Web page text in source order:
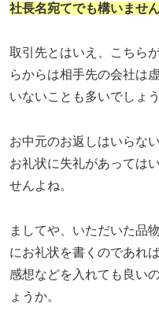
社長名宛てでも構いません
取引先とはいえ、こちら
らからは相手先の会社は
いないことも多いでしょう
お中元のお返しはいらな
お礼状に失礼があっては
せんよね。
ましてや、いただいた品
にお礼状を書くのであれ
感想などを入れても良い
ょうか。